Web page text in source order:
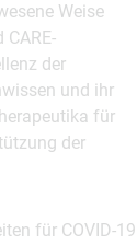
Weise
der
und ihr
für
der
für COVID-19